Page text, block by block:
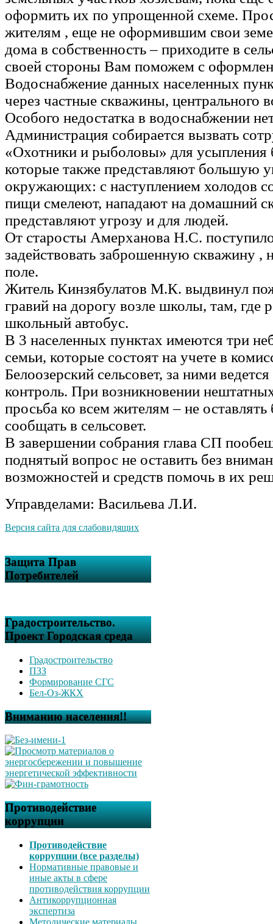
оформить их по упрощенной схеме.
жителям , еще не оформившим свои
дома в собственность – приходите в
своей стороны Вам поможем с
Водоснабжение данных населенных
через частные скважины, центрального
Особого недостатка в водоснабжении
Администрация собирается вызвать
«Охотники и рыболовы» для усыпления
которые также представляют большую
окружающих: с наступлением холодов
пищи смелеют, нападают на домашний
представляют угрозу и для людей.
От старосты Амерханова Н.С.
задействовать заброшенную скважину ,
поле.
Житель Кинзябулатов М.К. выдвинул
гравий на дорогу возле школы, там, где
школьный автобус.
В 3 населенных пунктах имеются три
семьи, которые состоят на учете в
Белоозерский сельсовет, за ними
контроль. При возникновении
просьба ко всем жителям – не оставлять
сообщать в сельсовет.
В завершении собрания глава СП
поднятый вопрос не оставить без
возможностей и средств помочь в их
Управделами: Васильева Л.И.
Версия сайта для слабовидящих
Защита Прав
Потребителей
Градостроительство.
Проект Городская среда
Градостроительство
ПЗЗ
Формирование СГС
Бел-Оз-ЖКХ
Вниманию населения!!
Противодействие
коррупции
Противодействие
коррупции (все разделы)
Нормативные правовые и
иные акты в сфере
противодействия коррупции
Антикоррупционная
экспертиза
Методические материалы